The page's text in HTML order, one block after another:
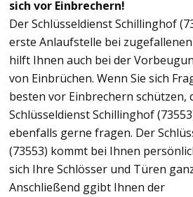
sich vor Einbrechern!
Der Schlüsseldienst Schillinghof
erste Anlaufstelle bei
hilft Ihnen auch bei der
von Einbrüchen. Wenn Sie sich
besten vor Einbrechern schützen,
Schlüsseldienst Schillinghof
ebenfalls gerne fragen. Der
(73553) kommt bei Ihnen
sich Ihre Schlösser und Türen
Anschließend ggibt Ihnen der